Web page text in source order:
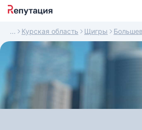
Курская область Щигры